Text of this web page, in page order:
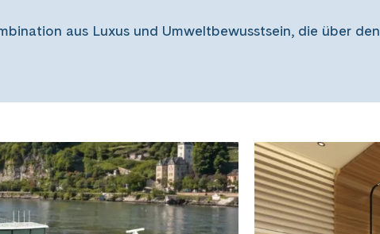
aus Luxus und Umweltbewusstsein, die über den